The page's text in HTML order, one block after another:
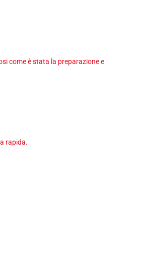
come è stata la preparazione e
rapida.